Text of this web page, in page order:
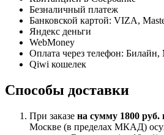
Безналичный платеж
Банковской картой: VIZA,
Яндекс деньги
WebMoney
Оплата через телефон:
Qiwi кошелек
Способы доставки
При заказе на сумму 1800
Москве (в пределах МКАД)